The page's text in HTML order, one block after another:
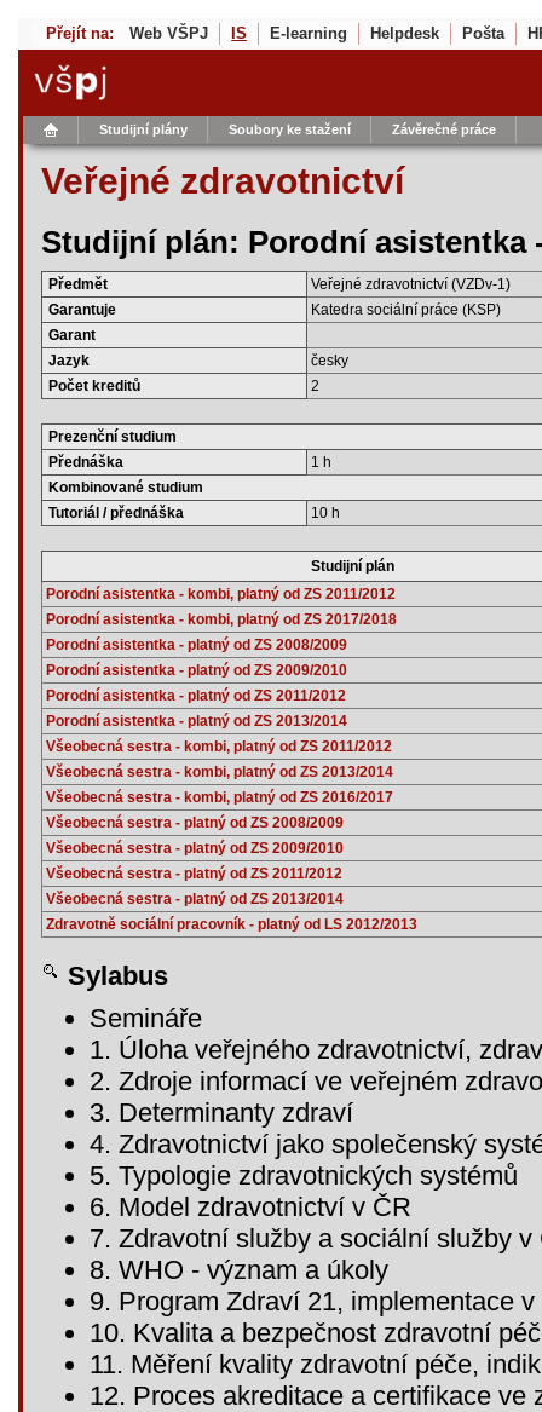
Přejít na: Web VŠPJ IS E-learning Helpdesk Pošta
Studijní plány Soubory ke stažení Závěrečné práce
Veřejné zdravotnictví
Studijní plán: Porodní asistentka
Předmět
Veřejné zdravotnictví (VZDv-1)
Garantuje
Katedra sociální práce (KSP)
Garant
Jazyk
česky
Počet kreditů
2
Prezenční studium
Přednáška
1 h
Kombinované studium
Tutoriál / přednáška
10 h
Studijní plán
Porodní asistentka - kombi, platný od ZS 2011/2012
Porodní asistentka - kombi, platný od ZS 2017/2018
Porodní asistentka - platný od ZS 2008/2009
Porodní asistentka - platný od ZS 2009/2010
Porodní asistentka - platný od ZS 2011/2012
Porodní asistentka - platný od ZS 2013/2014
Všeobecná sestra - kombi, platný od ZS 2011/2012
Všeobecná sestra - kombi, platný od ZS 2013/2014
Všeobecná sestra - kombi, platný od ZS 2016/2017
Všeobecná sestra - platný od ZS 2008/2009
Všeobecná sestra - platný od ZS 2009/2010
Všeobecná sestra - platný od ZS 2011/2012
Všeobecná sestra - platný od ZS 2013/2014
Zdravotně sociální pracovník - platný od LS 2012/2013
Sylabus
Semináře
1. Úloha veřejného zdravotnictví,
2. Zdroje informací ve veřejném
3. Determinanty zdraví
4. Zdravotnictví jako společenský
5. Typologie zdravotnických systémů
6. Model zdravotnictví v ČR
7. Zdravotní služby a sociální služby v
8. WHO - význam a úkoly
9. Program Zdraví 21, implementace v
10. Kvalita a bezpečnost zdravotní
11. Měření kvality zdravotní péče,
12. Proces akreditace a certifikace ve